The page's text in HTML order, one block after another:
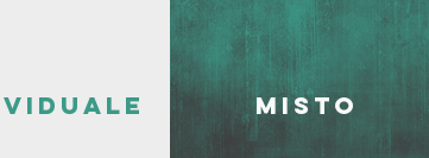
misto